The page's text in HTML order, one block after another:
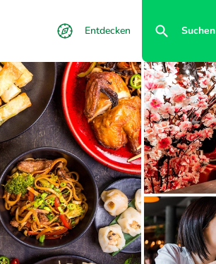
Entdecken Suchen